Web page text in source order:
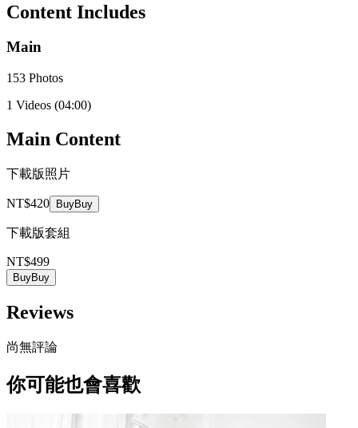
Content Includes
Main
153 Photos
1 Videos (04:00)
Main Content
下載版照片
NT$420 BuyBuy
下載版套組
NT$499
BuyBuy
Reviews
尚無評論
你可能也會喜歡